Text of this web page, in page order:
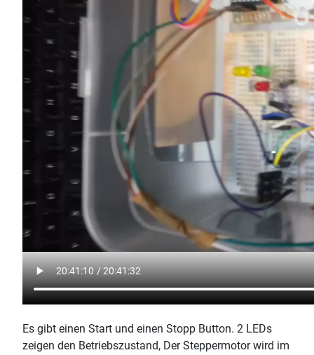
Es gibt einen Start und einen Stopp Button. 2 LEDs
zeigen den Betriebszustand, Der Steppermotor wird im